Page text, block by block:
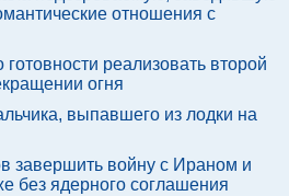
отношения с
реализовать второй
огня
выпавшего из лодки на
завершить войну с Ираном и
без ядерного соглашения